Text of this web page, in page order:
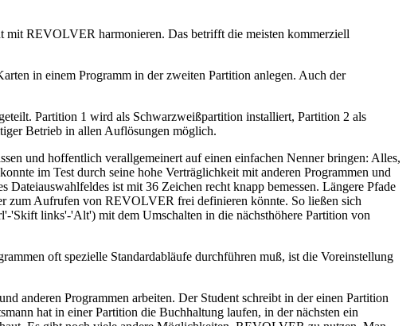
mit REVOLVER harmonieren. Das betrifft die meisten kommerziell
in einem Programm in der zweiten Partition anlegen. Auch der
Partition 1 wird als Schwarzweißpartition installiert, Partition 2 als
Betrieb in allen Auflösungen möglich.
und hoffentlich verallgemeinert auf einen einfachen Nenner bringen: Alles,
im Test durch seine hohe Verträglichkeit mit anderen Programmen und
ist mit 36 Zeichen recht knapp bemessen. Längere Pfade
zum Aufrufen von REVOLVER frei definieren könnte. So ließen sich
links'-'Alt') mit dem Umschalten in die nächsthöhere Partition von
oft spezielle Standardabläufe durchführen muß, ist die Voreinstellung
anderen Programmen arbeiten. Der Student schreibt in der einen Partition
hat in einer Partition die Buchhaltung laufen, in der nächsten ein